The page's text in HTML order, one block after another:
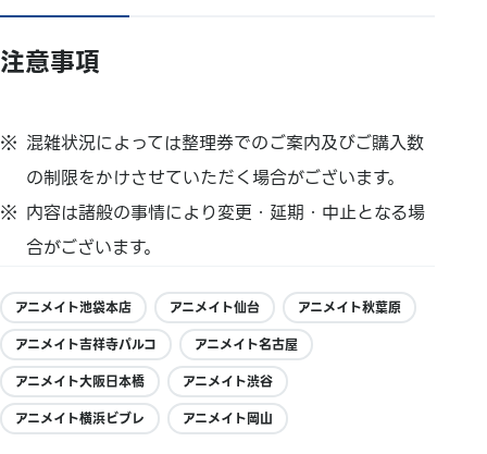
注意事項
混雑状況によっては整理券でのご案内及びご購入数
の制限をかけさせていただく場合がございます。
内容は諸般の事情により変更・延期・中止となる場
合がございます。
アニメイト池袋本店 アニメイト仙台
アニメイト秋葉原
アニメイト吉祥寺パルコ
アニメイト名古屋
アニメイト大阪日本橋
アニメイト渋谷
アニメイト横浜ビブレ
アニメイト岡山